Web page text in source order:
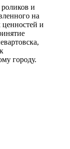
и
на
и
городу.